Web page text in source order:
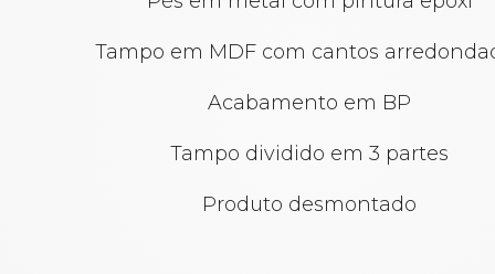
Tampo em MDF com cantos
Acabamento em BP
Tampo dividido em 3 partes
Produto desmontado